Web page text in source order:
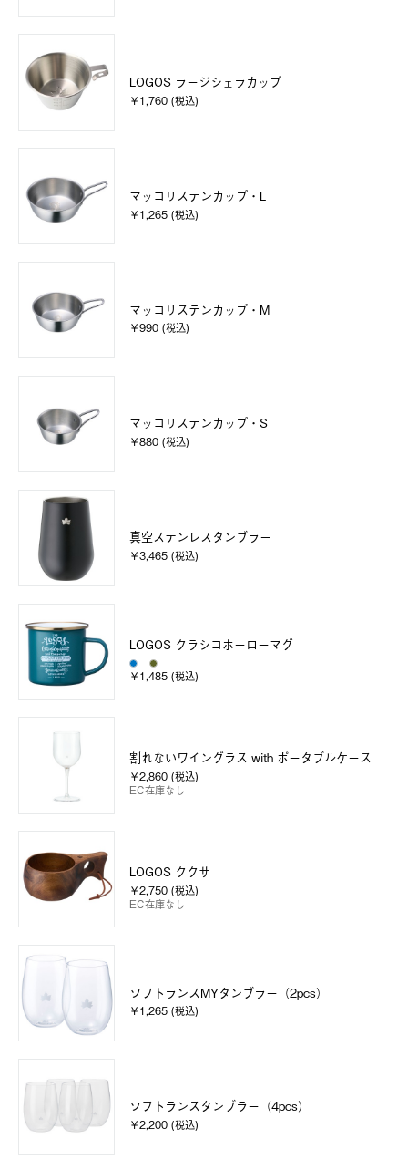
LOGOS ラージシェラカップ
￥1,760 (税込)
マッコリステンカップ・L
￥1,265 (税込)
マッコリステンカップ・M
￥990 (税込)
マッコリステンカップ・S
￥880 (税込)
真空ステンレスタンブラー
￥3,465 (税込)
LOGOS クラシコホーローマグ
￥1,485 (税込)
割れないワイングラス with ポータブルケース
￥2,860 (税込)
EC在庫なし
LOGOS ククサ
￥2,750 (税込)
EC在庫なし
ソフトランスMYタンブラー（2pcs）
￥1,265 (税込)
ソフトランスタンブラー（4pcs）
￥2,200 (税込)